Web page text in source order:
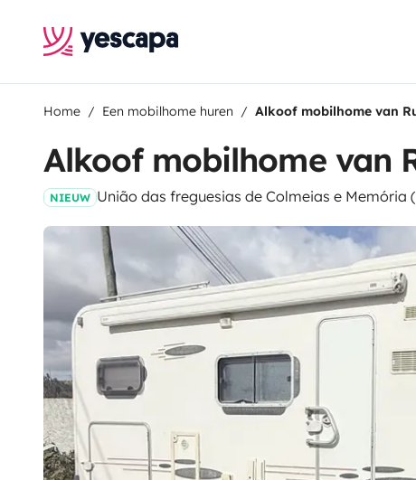
Home Een mobilhome huren Alkoof mobilhome van
Alkoof mobilhome van
NIEUW União das freguesias de Colmeias e Memória